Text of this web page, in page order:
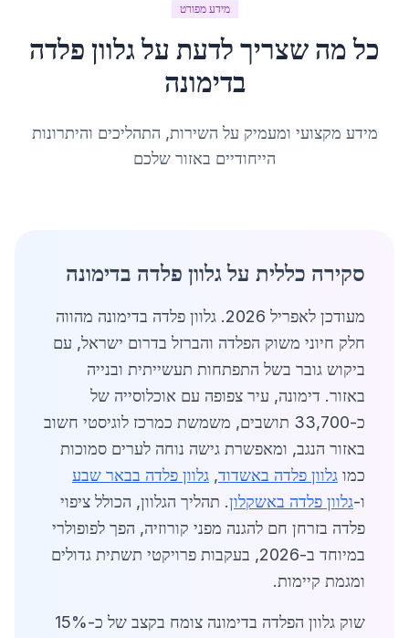
מידע מפורט
כל מה שצריך לדעת עלגלוון פלדה
בדימונה
מידע מקצועי ומעמיק על השירות, התהליכים והיתרונות
הייחודיים באזור שלכם
סקירה כללית על גלוון פלדה בדימונה
מעודכן לאפריל 2026. גלוון פלדה בדימונה מהווה
חלק חיוני משוק הפלדה והברזל בדרום ישראל, עם
ביקוש גובר בשל התפתחות תעשייתית ובנייה
באזור. דימונה, עיר צפופה עם אוכלוסייה של
כ-33,700 תושבים, משמשת כמרכז לוגיסטי חשוב
באזור הנגב, ומאפשרת גישה נוחה לערים סמוכות
כמו גלוון פלדה באשדוד, גלוון פלדה בבאר שבע
ו-גלוון פלדה באשקלון. תהליך הגלוון, הכולל ציפוי
פלדה בזרחן חם להגנה מפני קורוזיה, הפך לפופולרי
במיוחד ב-2026, בעקבות פרויקטי תשתית גדולים
ומגמת קיימות.
שוק גלוון הפלדה בדימונה צומח בקצב של כ-15%